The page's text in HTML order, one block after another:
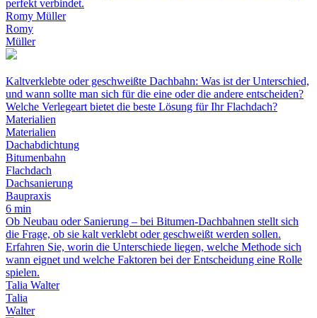
perfekt verbindet.
Romy Müller
Romy
Müller
Kaltverklebte oder geschweißte Dachbahn: Was ist der Unterschied,
und wann sollte man sich für die eine oder die andere entscheiden?
Welche Verlegeart bietet die beste Lösung für Ihr Flachdach?
Materialien
Materialien
Dachabdichtung
Bitumenbahn
Flachdach
Dachsanierung
Baupraxis
6 min
Ob Neubau oder Sanierung – bei Bitumen-Dachbahnen stellt sich
die Frage, ob sie kalt verklebt oder geschweißt werden sollen.
Erfahren Sie, worin die Unterschiede liegen, welche Methode sich
wann eignet und welche Faktoren bei der Entscheidung eine Rolle
spielen.
Talia Walter
Talia
Walter